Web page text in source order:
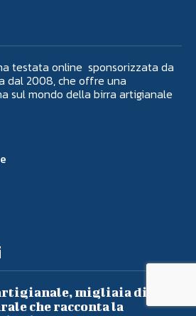
testata online sponsorizzata da
dal 2008, che offre una
sul mondo della birra artigianale
migliaia di
che racconta la